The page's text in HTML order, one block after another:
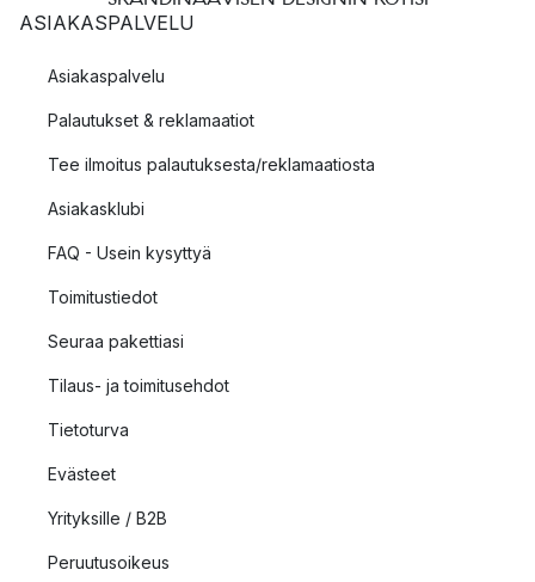
ASIAKASPALVELU
Asiakaspalvelu
Palautukset & reklamaatiot
Tee ilmoitus palautuksesta/reklamaatiosta
Asiakasklubi
FAQ - Usein kysyttyä
Toimitustiedot
Seuraa pakettiasi
Tilaus- ja toimitusehdot
Tietoturva
Evästeet
Yrityksille / B2B
Peruutusoikeus